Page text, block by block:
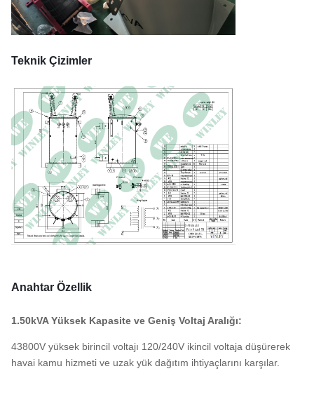
Teknik Çizimler
Anahtar Özellik
1.50kVA Yüksek Kapasite ve Geniş Voltaj Aralığı:
43800V yüksek birincil voltajı 120/240V ikincil voltaja düşürerek
havai kamu hizmeti ve uzak yük dağıtım ihtiyaçlarını karşılar.